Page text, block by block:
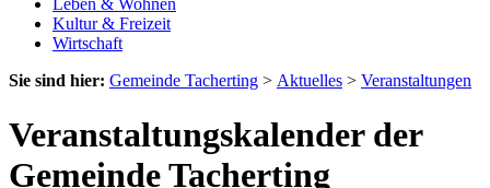
Leben & Wohnen
Kultur & Freizeit
Wirtschaft
Sie sind hier: Gemeinde Tacherting > Aktuelles > Veranstaltungen
Veranstaltungskalender der
Gemeinde Tacherting